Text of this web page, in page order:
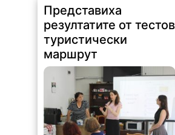
Представиха
резултатите от тестов
туристически
маршрут